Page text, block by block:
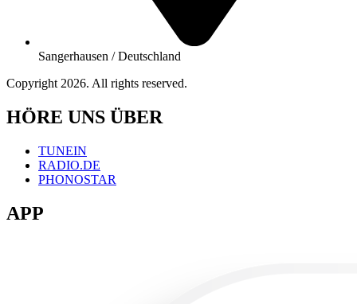
Sangerhausen / Deutschland
Copyright 2026. All rights reserved.
HÖRE UNS ÜBER
TUNEIN
RADIO.DE
PHONOSTAR
APP